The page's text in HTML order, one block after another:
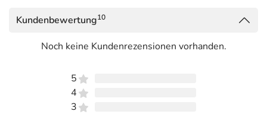
Kundenbewertung10
Noch keine Kundenrezensionen vorhanden.
5
4
3